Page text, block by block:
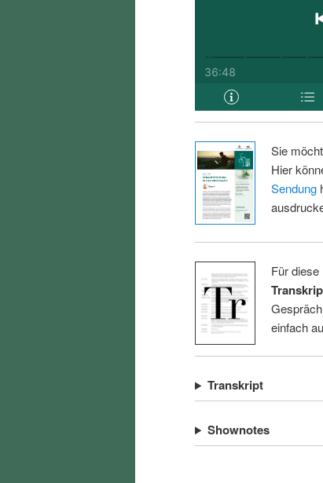
Sie
Hier
Sendung
Für
einfach
Transkript
Shownotes